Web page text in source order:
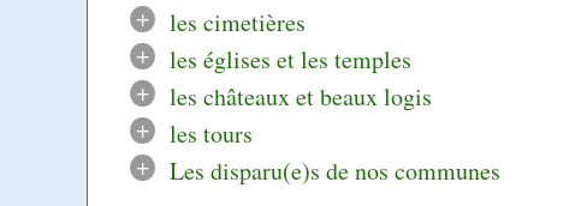
+
les cimetières
+
les églises et les temples
+
les châteaux et beaux logis
+
les tours
+
Les disparu(e)s de nos communes